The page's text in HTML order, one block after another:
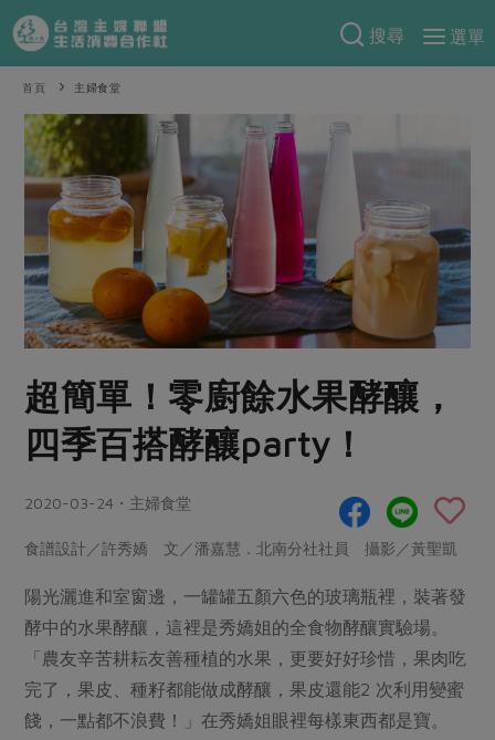
搜尋
選單
產品分類
當季蔬果
一籃菜 當令水果
芽苗類 蕈菇類
辛香料類
奶蛋豆・五穀
蛋 乳製品
豆製品 米麵雜糧
肉品・水產
畜產肉類
水畜加工品
調理食材・點心
調味醬料/南北貨 烘焙
休閒零嘴 沖泡飲品
保健食品
食譜料理
食材
米食
麵食
肉食
海鮮
常備菜
蔬食
蛋料理
料理方式
醬料
湯品．鍋物
漬物
特別企畫
預購活動
把最好的台灣味帶回家！
防災用品預購圓滿結束
更多預購活動
合作25-精選產品第四彈
合作25-精選產品第三彈
更多當季產品
議題活動
綠主張
觀點文章
主婦食堂 一籃菜真心話
社內大小事 合作聯合國
產品故事
樂齡生活
廚房瑜伽
減硝酸鹽 惜食
非基改運動 支持本土農糧
廢核運動 能源議題
減添加物 減塑減廢
關於合作社
關於我們
合作社組織
產品檢驗
自主把關
檢驗報告
硝酸鹽檢驗
首頁 主婦食堂
超簡單！零廚餘水果酵釀，
四季百搭酵釀party！
2020-03-24・主婦食堂
食譜設計／許秀嬌 文／潘嘉慧．北南分社社員 攝影／黃聖凱
陽光灑進和室窗邊，一罐罐五顏六色的玻璃瓶裡，裝著發
酵中的水果酵釀，這裡是秀嬌姐的全食物酵釀實驗場。
「農友辛苦耕耘友善種植的水果，更要好好珍惜，果肉吃
完了，果皮、種籽都能做成酵釀，果皮還能2 次利用變蜜
餞，一點都不浪費！」在秀嬌姐眼裡每樣東西都是寶。